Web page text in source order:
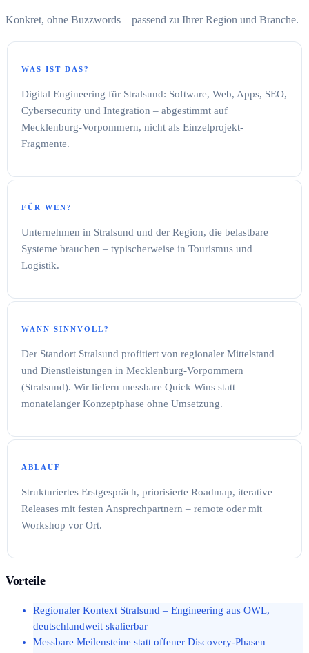
Konkret, ohne Buzzwords – passend zu Ihrer Region und Branche.
WAS IST DAS?
Digital Engineering für Stralsund: Software, Web, Apps, SEO,
Cybersecurity und Integration – abgestimmt auf
Mecklenburg-Vorpommern, nicht als Einzelprojekt-
Fragmente.
FÜR WEN?
Unternehmen in Stralsund und der Region, die belastbare
Systeme brauchen – typischerweise in Tourismus und
Logistik.
WANN SINNVOLL?
Der Standort Stralsund profitiert von regionaler Mittelstand
und Dienstleistungen in Mecklenburg-Vorpommern
(Stralsund). Wir liefern messbare Quick Wins statt
monatelanger Konzeptphase ohne Umsetzung.
ABLAUF
Strukturiertes Erstgespräch, priorisierte Roadmap, iterative
Releases mit festen Ansprechpartnern – remote oder mit
Workshop vor Ort.
Vorteile
Regionaler Kontext Stralsund – Engineering aus OWL,
deutschlandweit skalierbar
Messbare Meilensteine statt offener Discovery-Phasen